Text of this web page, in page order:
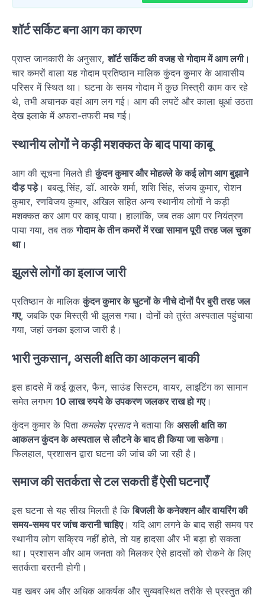
शॉर्ट सर्किट बना आग का कारण
प्राप्त जानकारी के अनुसार,शॉर्ट सर्किट की वजह से गोदाम में आग लगी।
चार कमरों वाला यह गोदाम प्रतिष्ठान मालिक कुंदन कुमार के आवासीय
परिसर में स्थित था। घटना के समय गोदाम में कुछ मिस्त्री काम कर रहे
थे, तभी अचानक वहां आग लग गई। आग की लपटें और काला धुआं उठता
देख इलाके में अफरा-तफरी मच गई।
स्थानीय लोगों ने कड़ी मशक्कत के बाद पाया काबू
आग की सूचना मिलते हीकुंदन कुमार और मोहल्ले के कई लोग आग बुझाने
दौड़ पड़े। बबलू सिंह, डॉ. आरके शर्मा, शशि सिंह, संजय कुमार, रोशन
कुमार, रणविजय कुमार, अखिल सहित अन्य स्थानीय लोगों ने कड़ी
मशक्कत कर आग पर काबू पाया। हालांकि, जब तक आग पर नियंत्रण
पाया गया, तब तकगोदाम के तीन कमरों में रखा सामान पूरी तरह जल चुका
था।
झुलसे लोगों का इलाज जारी
प्रतिष्ठान के मालिककुंदन कुमार के घुटनों के नीचे दोनों पैर बुरी तरह जल
गए, जबकि एक मिस्त्री भी झुलस गया। दोनों को तुरंत अस्पताल पहुंचाया
गया, जहां उनका इलाज जारी है।
भारी नुकसान, असली क्षति का आकलन बाकी
इस हादसे में कई कूलर, फैन, साउंड सिस्टम, वायर, लाइटिंग का सामान
समेत लगभग 10 लाख रुपये के उपकरण जलकर राख हो गए।
कुंदन कुमार के पिता कमलेश प्रसादने बताया कि असली क्षति का
आकलन कुंदन के अस्पताल से लौटने के बाद ही किया जा सकेगा।
फिलहाल, प्रशासन द्वारा घटना की जांच की जा रही है।
समाज की सतर्कता से टल सकती हैं ऐसी घटनाएँ
इस घटना से यह सीख मिलती है किबिजली के कनेक्शन और वायरिंग की
समय-समय पर जांच करानी चाहिए। यदि आग लगने के बाद सही समय पर
स्थानीय लोग सक्रिय नहीं होते, तो यह हादसा और भी बड़ा हो सकता
था। प्रशासन और आम जनता को मिलकर ऐसे हादसों को रोकने के लिए
सतर्कता बरतनी होगी।
यह खबर अब और अधिक आकर्षक और सुव्यवस्थित तरीके से प्रस्तुत की